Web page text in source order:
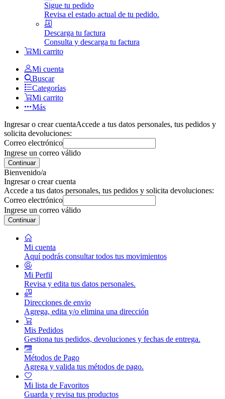
Sigue tu pedido
Revisa el estado actual de tu pedido.
Descarga tu factura
Consulta y descarga tu factura
Mi carrito
Mi cuenta
Buscar
Categorías
Mi carrito
Más
Ingresar o crear cuentaAccede a tus datos personales, tus pedidos y
solicita devoluciones:
Correo electrónico
Ingrese un correo válido
Continuar
Bienvenido/a
Ingresar o crear cuenta
Accede a tus datos personales, tus pedidos y solicita devoluciones:
Correo electrónico
Ingrese un correo válido
Continuar
Mi cuenta
Aquí podrás consultar todos tus movimientos
Mi Perfil
Revisa y edita tus datos personales.
Direcciones de envio
Agrega, edita y/o elimina una dirección
Mis Pedidos
Gestiona tus pedidos, devoluciones y fechas de entrega.
Métodos de Pago
Agrega y valida tus métodos de pago.
Mi lista de Favoritos
Guarda y revisa tus productos